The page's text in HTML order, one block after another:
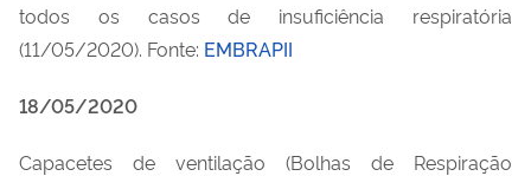
todos os casos de insuficiência respiratória
(11/05/2020). Fonte: EMBRAPII
18/05/2020
Capacetes de ventilação (Bolhas de Respiração